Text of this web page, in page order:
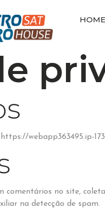
HOME
webapp363495.ip-
comentários no site,
na detecção de spam.